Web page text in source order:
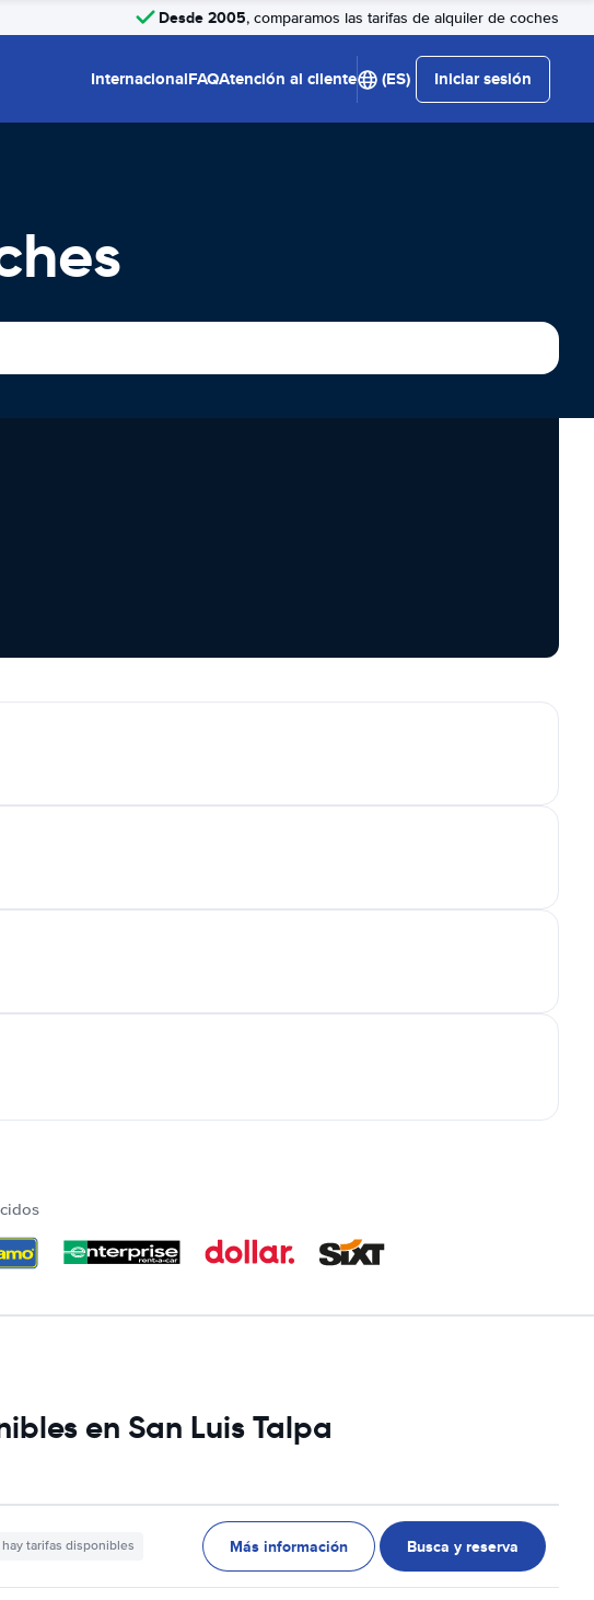
Desde 2005, comparamos las tarifas de alquiler de coches
InternacionalFAQAtención al cliente (ES) Iniciar sesión
en San Luis Talpa
hay tarifas disponibles Más información Busca y reserva